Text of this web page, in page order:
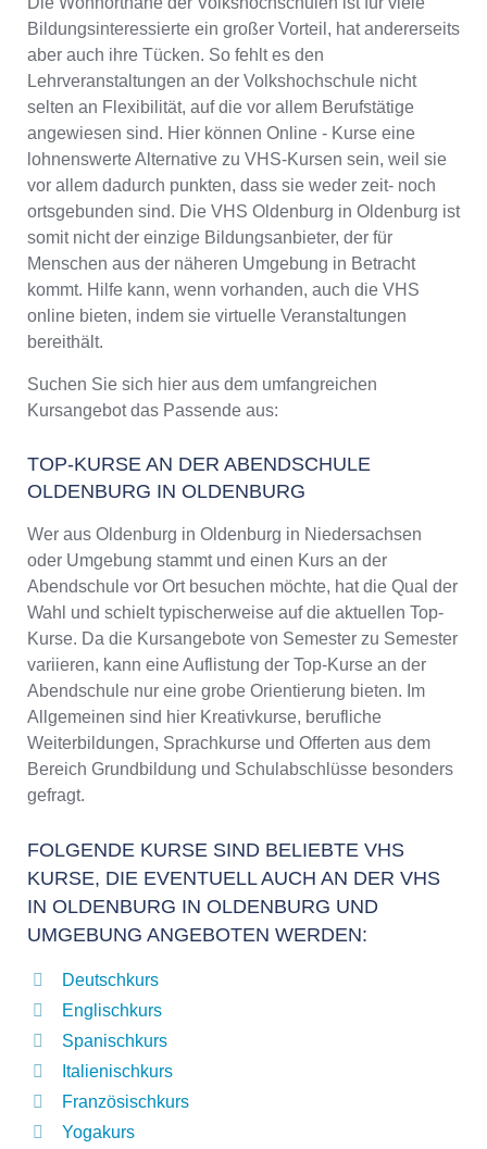
Bildungsinteressierte ein großer Vorteil, hat andererseits
aber auch ihre Tücken. So fehlt es den
Lehrveranstaltungen an der Volkshochschule nicht
selten an Flexibilität, auf die vor allem Berufstätige
angewiesen sind. Hier können Online - Kurse eine
lohnenswerte Alternative zu VHS-Kursen sein, weil sie
vor allem dadurch punkten, dass sie weder zeit- noch
ortsgebunden sind. Die VHS Oldenburg in Oldenburg ist
somit nicht der einzige Bildungsanbieter, der für
Menschen aus der näheren Umgebung in Betracht
kommt. Hilfe kann, wenn vorhanden, auch die VHS
online bieten, indem sie virtuelle Veranstaltungen
bereithält.
Suchen Sie sich hier aus dem umfangreichen
Kursangebot das Passende aus:
TOP-KURSE AN DER ABENDSCHULE
OLDENBURG IN OLDENBURG
Wer aus Oldenburg in Oldenburg in Niedersachsen
oder Umgebung stammt und einen Kurs an der
Abendschule vor Ort besuchen möchte, hat die Qual der
Wahl und schielt typischerweise auf die aktuellen Top-
Kurse. Da die Kursangebote von Semester zu Semester
variieren, kann eine Auflistung der Top-Kurse an der
Abendschule nur eine grobe Orientierung bieten. Im
Allgemeinen sind hier Kreativkurse, berufliche
Weiterbildungen, Sprachkurse und Offerten aus dem
Bereich Grundbildung und Schulabschlüsse besonders
gefragt.
FOLGENDE KURSE SIND BELIEBTE VHS
KURSE, DIE EVENTUELL AUCH AN DER VHS
IN OLDENBURG IN OLDENBURG UND
UMGEBUNG ANGEBOTEN WERDEN:
Deutschkurs
Englischkurs
Spanischkurs
Italienischkurs
Französischkurs
Yogakurs